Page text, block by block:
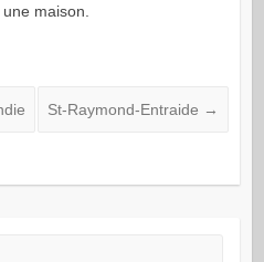
maison.
St-Raymond-Entraide →